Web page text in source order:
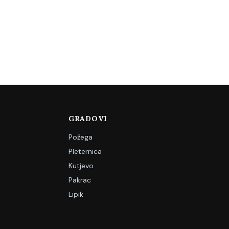
GRADOVI
Požega
Pleternica
Kutjevo
Pakrac
Lipik